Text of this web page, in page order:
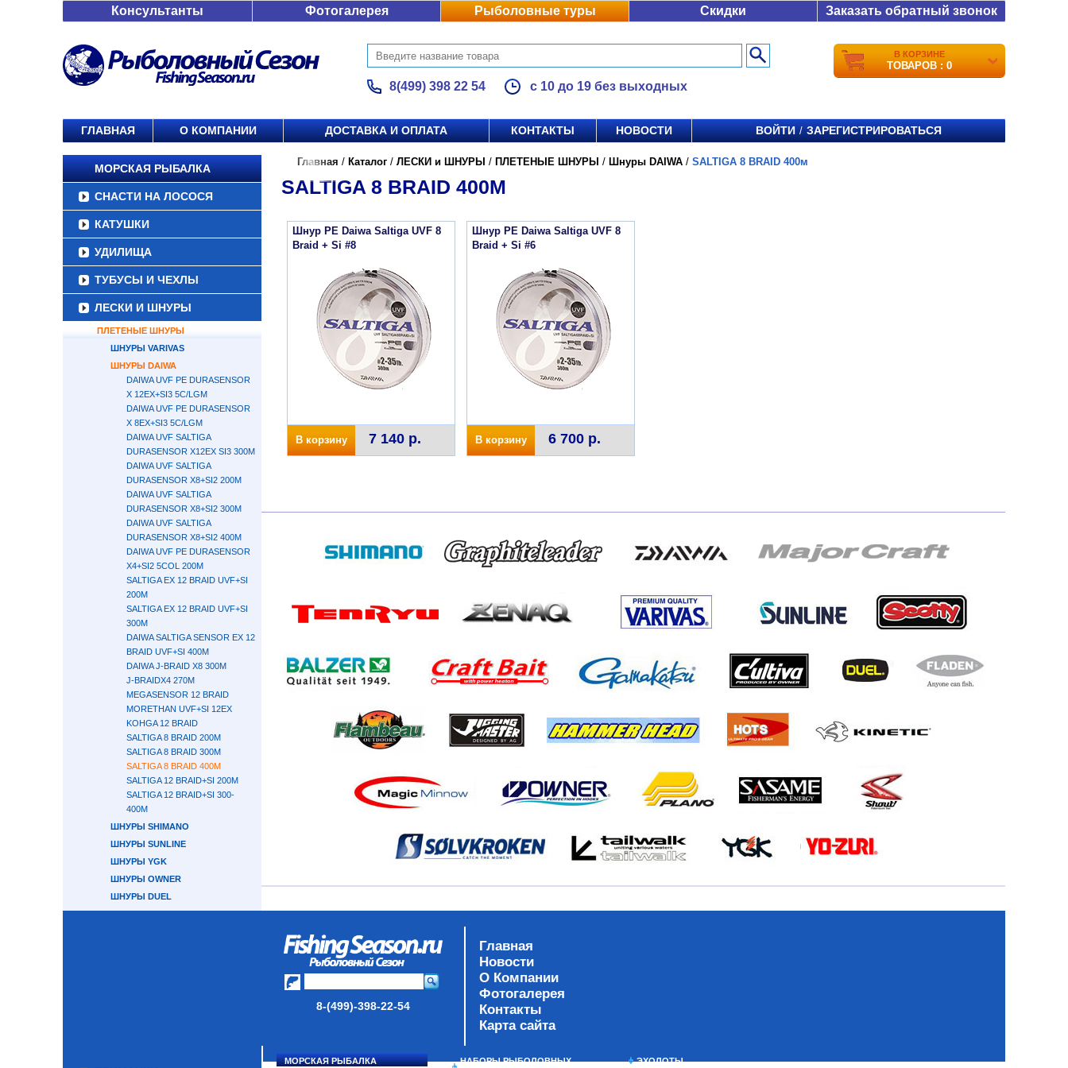
Консультанты Фотогалерея Рыболовные туры Скидки Заказать обратный звонок
8(499) 398 22 54 с 10 до 19 без выходных
В КОРЗИНЕ
ТОВАРОВ : 0
ГЛАВНАЯ О КОМПАНИИ ДОСТАВКА И ОПЛАТА КОНТАКТЫ НОВОСТИ ВОЙТИ / ЗАРЕГИСТРИРОВАТЬСЯ
МОРСКАЯ РЫБАЛКА
СНАСТИ НА ЛОСОСЯ
КАТУШКИ
УДИЛИЩА
ТУБУСЫ И ЧЕХЛЫ
ЛЕСКИ И ШНУРЫ
ПЛЕТЕНЫЕ ШНУРЫ
ШНУРЫ VARIVAS
ШНУРЫ DAIWA
DAIWA UVF PE DURASENSOR
X 12EX+SI3 5C/LGM
DAIWA UVF PE DURASENSOR
X 8EX+SI3 5C/LGM
DAIWA UVF SALTIGA
DURASENSOR X12EX SI3 300M
DAIWA UVF SALTIGA
DURASENSOR X8+SI2 200М
DAIWA UVF SALTIGA
DURASENSOR X8+SI2 300М
DAIWA UVF SALTIGA
DURASENSOR X8+SI2 400М
DAIWA UVF PE DURASENSOR
X4+SI2 5COL 200M
SALTIGA EX 12 BRAID UVF+SI
200М
SALTIGA EX 12 BRAID UVF+SI
300М
DAIWA SALTIGA SENSOR EX 12
BRAID UVF+SI 400М
DAIWA J-BRAID X8 300М
J-BRAIDX4 270M
MEGASENSOR 12 BRAID
MORETHAN UVF+SI 12EX
KOHGA 12 BRAID
SALTIGA 8 BRAID 200М
SALTIGA 8 BRAID 300М
SALTIGA 8 BRAID 400М
SALTIGA 12 BRAID+SI 200М
SALTIGA 12 BRAID+SI 300-
400М
ШНУРЫ SHIMANO
ШНУРЫ SUNLINE
ШНУРЫ YGK
ШНУРЫ OWNER
ШНУРЫ DUEL
ШНУРЫ POWER PRO
Главная / Каталог / ЛЕСКИ и ШНУРЫ / ПЛЕТЕНЫЕ ШНУРЫ / Шнуры DAIWA / SALTIGA 8 BRAID 400м
SALTIGA 8 BRAID 400М
Шнур PE Daiwa Saltiga UVF 8
Braid + Si #8
В корзину 7 140 р.
Шнур PE Daiwa Saltiga UVF 8
Braid + Si #6
В корзину 6 700 р.
8-(499)-398-22-54
Главная
Новости
О Компании
Фотогалерея
Контакты
Карта сайта
МОРСКАЯ РЫБАЛКА
НАБОРЫ РЫБОЛОВНЫХ
ЭХОЛОТЫ